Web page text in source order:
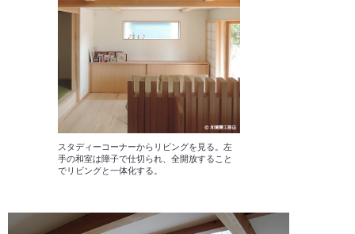
スタディーコーナーからリビングを見る。左
手の和室は障子で仕切られ、全開放すること
でリビングと一体化する。